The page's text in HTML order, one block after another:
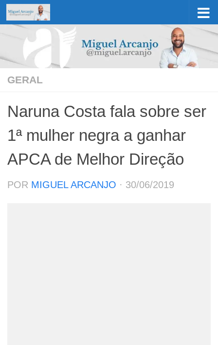
Skip to content
GERAL
Naruna Costa fala sobre ser
1ª mulher negra a ganhar
APCA de Melhor Direção
POR MIGUEL ARCANJO · 30/06/2019